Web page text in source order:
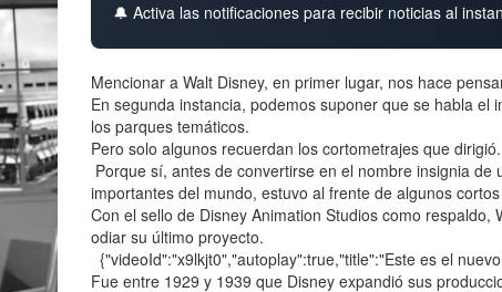
🔔 Activa las notificaciones para recibir noticias al
Mencionar a Walt Disney, en primer lugar, nos hace
En segunda instancia, podemos suponer que se habla
los parques temáticos.
Pero solo algunos recuerdan los cortometrajes que dirigió.
Porque sí, antes de convertirse en el nombre insignia
importantes del mundo, estuvo al frente de algunos
Con el sello de Disney Animation Studios como
odiar su último proyecto.
{"videoId":"x9lkjt0","autoplay":true,"title":"Este es el
Fue entre 1929 y 1939 que Disney expandió sus